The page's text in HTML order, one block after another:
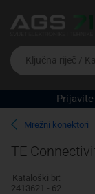
Ova
cijene vašim
Da
biste
potražili
proizvod,
unesite
ključnu
riječ,
kataloški
broj,
EAN
ili
Mrežni konektori
TE
Kataloški br:
2413621 - 62